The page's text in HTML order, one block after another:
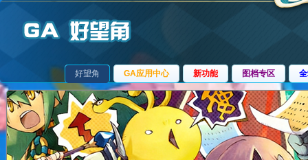
好望角 GA应用中心 新功能 图档专区